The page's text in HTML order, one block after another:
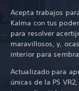
Acepta trabajos
Kalma con tus
para resolver
maravillosos, y,
interior para
Actualizado para
únicas de la PS